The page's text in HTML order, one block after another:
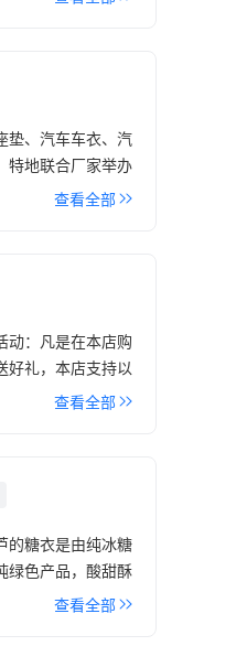
垫、汽车车衣、汽
特地联合厂家举办
查看全部
动：凡是在本店购
好礼，本店支持以
查看全部
的糖衣是由纯冰糖
绿色产品，酸甜酥
查看全部